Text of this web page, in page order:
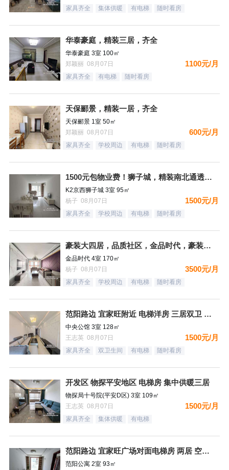
家具齐全 集体供暖 有电梯 随时看房
华泰豪庭，精装三居，齐全
华泰豪庭 3室 100㎡
郑颖丽 08月07日
1100元/月
家具齐全 有电梯 随时看房
天保郦景，精装一居，齐全
天保郦景 1室 50㎡
郑颖丽 08月07日
600元/月
家具齐全 学校周边 有电梯 随时看房
1500元包物业费！狮子城，精装南北通透大三居，家具家电齐全
K2京西狮子城 3室 95㎡
杨子 08月07日
1500元/月
家具齐全 学校周边 有电梯 随时看房
豪装大四居，品质社区，金品时代，豪装双卫，看房有钥匙
金品时代 4室 170㎡
杨子 08月07日
3500元/月
家具齐全 学校周边 有电梯 随时看房
范阳路边 宜家旺附近 电梯洋房 三居双卫 有钥匙
中央公馆 3室 128㎡
王志英 08月07日
1500元/月
家具齐全 双卫生间 有电梯 随时看房
开发区 物探平安地区 电梯房 集中供暖三居
物探局十号院(平安D区) 3室 109㎡
王志英 08月07日
1500元/月
家具齐全 集体供暖 有电梯
范阳路边 宜家旺广场对面电梯房 两居 空房 可配齐
范阳公寓 2室 93㎡